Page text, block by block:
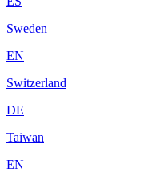
Sweden
EN
Switzerland
DE
Taiwan
EN